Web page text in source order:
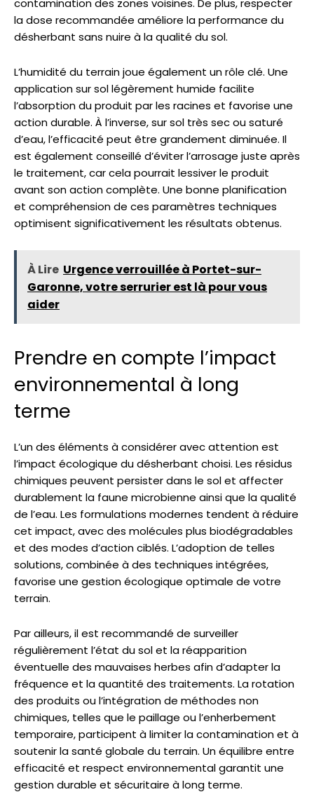
contamination des zones voisines. De plus, respecter
la dose recommandée améliore la performance du
désherbant sans nuire à la qualité du sol.
L’humidité du terrain joue également un rôle clé. Une
application sur sol légèrement humide facilite
l’absorption du produit par les racines et favorise une
action durable. À l’inverse, sur sol très sec ou saturé
d’eau, l’efficacité peut être grandement diminuée. Il
est également conseillé d’éviter l’arrosage juste après
le traitement, car cela pourrait lessiver le produit
avant son action complète. Une bonne planification
et compréhension de ces paramètres techniques
optimisent significativement les résultats obtenus.
À Lire Urgence verrouillée à Portet-sur-
Garonne, votre serrurier est là pour vous
aider
Prendre en compte l’impact
environnemental à long
terme
L’un des éléments à considérer avec attention est
l’impact écologique du désherbant choisi. Les résidus
chimiques peuvent persister dans le sol et affecter
durablement la faune microbienne ainsi que la qualité
de l’eau. Les formulations modernes tendent à réduire
cet impact, avec des molécules plus biodégradables
et des modes d’action ciblés. L’adoption de telles
solutions, combinée à des techniques intégrées,
favorise une gestion écologique optimale de votre
terrain.
Par ailleurs, il est recommandé de surveiller
régulièrement l’état du sol et la réapparition
éventuelle des mauvaises herbes afin d’adapter la
fréquence et la quantité des traitements. La rotation
des produits ou l’intégration de méthodes non
chimiques, telles que le paillage ou l’enherbement
temporaire, participent à limiter la contamination et à
soutenir la santé globale du terrain. Un équilibre entre
efficacité et respect environnemental garantit une
gestion durable et sécuritaire à long terme.